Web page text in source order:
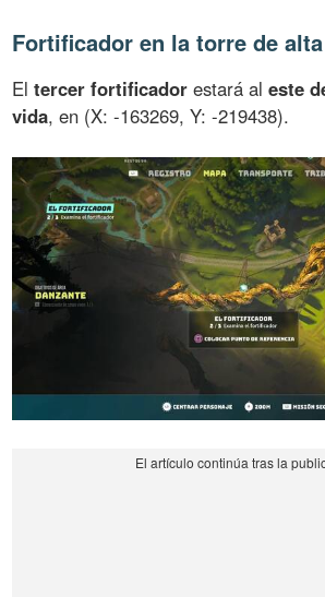
Fortificador en la torre de
Eltercer fortificador estará aleste
vida, en (X: -163269, Y: -219438).